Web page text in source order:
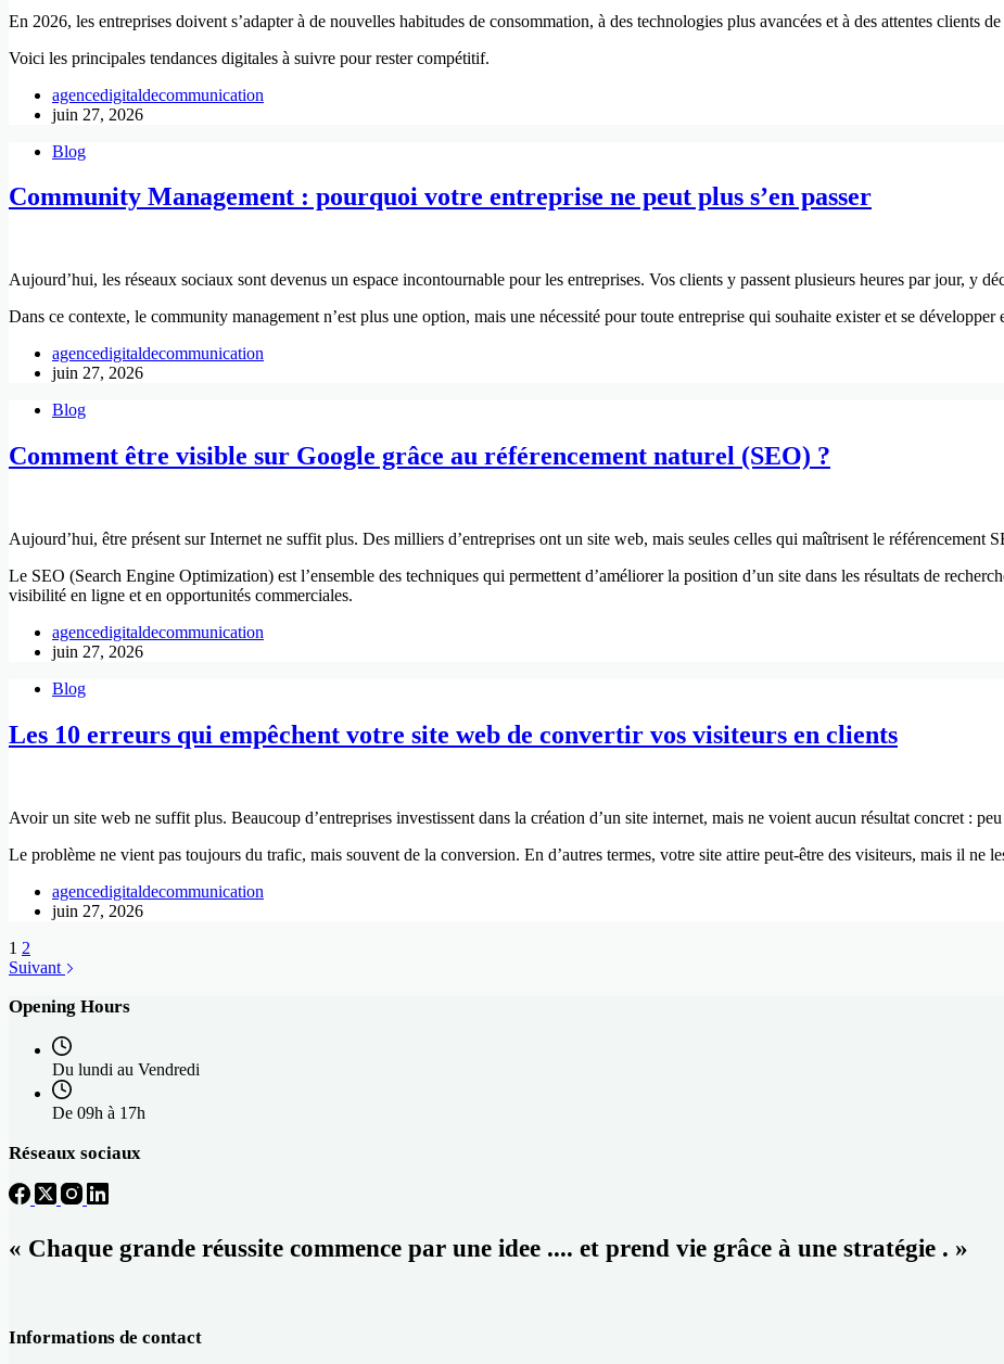
En 2026, les entreprises doivent s’adapter à de nouvelles habitudes de consommation, à des technologies plus avancées et à des attentes clients
Voici les principales tendances digitales à suivre pour rester compétitif.
agencedigitaldecommunication
juin 27, 2026
Blog
Community Management : pourquoi votre entreprise ne peut plus s’en passer
Aujourd’hui, les réseaux sociaux sont devenus un espace incontournable pour les entreprises. Vos clients y passent plusieurs heures par jour, y
Dans ce contexte, le community management n’est plus une option, mais une nécessité pour toute entreprise qui souhaite exister et se développer
agencedigitaldecommunication
juin 27, 2026
Blog
Comment être visible sur Google grâce au référencement naturel (SEO) ?
Aujourd’hui, être présent sur Internet ne suffit plus. Des milliers d’entreprises ont un site web, mais seules celles qui maîtrisent le référencement
Le SEO (Search Engine Optimization) est l’ensemble des techniques qui permettent d’améliorer la position d’un site dans les résultats de
visibilité en ligne et en opportunités commerciales.
agencedigitaldecommunication
juin 27, 2026
Blog
Les 10 erreurs qui empêchent votre site web de convertir vos visiteurs en clients
Avoir un site web ne suffit plus. Beaucoup d’entreprises investissent dans la création d’un site internet, mais ne voient aucun résultat concret :
Le problème ne vient pas toujours du trafic, mais souvent de la conversion. En d’autres termes, votre site attire peut-être des visiteurs, mais il ne
agencedigitaldecommunication
juin 27, 2026
1 2
Suivant
Opening Hours
Du lundi au Vendredi
De 09h à 17h
Réseaux sociaux
« Chaque grande réussite commence par une idee .... et prend vie grâce à une stratégie . »
Informations de contact